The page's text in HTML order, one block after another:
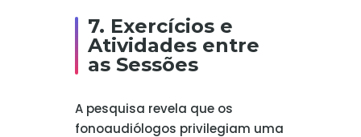
7. Exercícios e
Atividades entre
as Sessões
A pesquisa revela que os
fonoaudiólogos privilegiam uma